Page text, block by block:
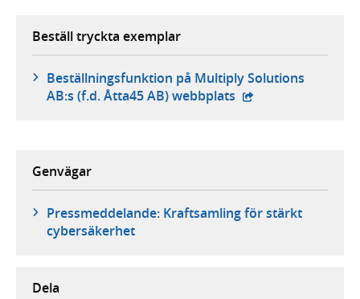
Beställ tryckta exemplar
Beställningsfunktion på Multiply Solutions
AB:s (f.d. Åtta45 AB) webbplats - extern webbplats,
Genvägar
Pressmeddelande: Kraftsamling för stärkt
cybersäkerhet
Dela